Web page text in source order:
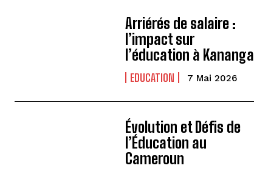
Arriérés de salaire :
l’impact sur
l’éducation à Kananga
EDUCATION 7 Mai 2026
Évolution et Défis de
l’Éducation au
Cameroun